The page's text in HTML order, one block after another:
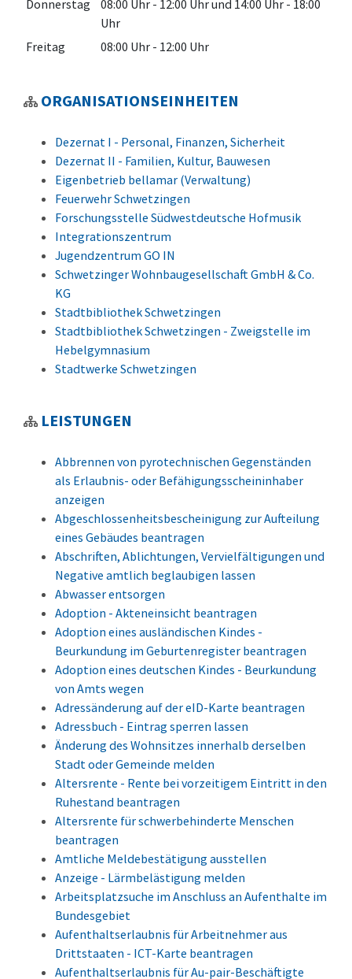
Donnerstag
08:00 Uhr - 12:00 Uhrund 14:00 Uhr - 18:00
Uhr
Freitag
08:00 Uhr - 12:00 Uhr
ORGANISATIONSEINHEITEN
Dezernat I - Personal, Finanzen, Sicherheit
Dezernat II - Familien, Kultur, Bauwesen
Eigenbetrieb bellamar (Verwaltung)
Feuerwehr Schwetzingen
Forschungsstelle Südwestdeutsche Hofmusik
Integrationszentrum
Jugendzentrum GO IN
Schwetzinger Wohnbaugesellschaft GmbH & Co.
KG
Stadtbibliothek Schwetzingen
Stadtbibliothek Schwetzingen - Zweigstelle im
Hebelgymnasium
Stadtwerke Schwetzingen
LEISTUNGEN
Abbrennen von pyrotechnischen Gegenständen
als Erlaubnis- oder Befähigungsscheininhaber
anzeigen
Abgeschlossenheitsbescheinigung zur Aufteilung
eines Gebäudes beantragen
Abschriften, Ablichtungen, Vervielfältigungen und
Negative amtlich beglaubigen lassen
Abwasser entsorgen
Adoption - Akteneinsicht beantragen
Adoption eines ausländischen Kindes -
Beurkundung im Geburtenregister beantragen
Adoption eines deutschen Kindes - Beurkundung
von Amts wegen
Adressänderung auf der eID-Karte beantragen
Adressbuch - Eintrag sperren lassen
Änderung des Wohnsitzes innerhalb derselben
Stadt oder Gemeinde melden
Altersrente - Rente bei vorzeitigem Eintritt in den
Ruhestand beantragen
Altersrente für schwerbehinderte Menschen
beantragen
Amtliche Meldebestätigung ausstellen
Anzeige - Lärmbelästigung melden
Arbeitsplatzsuche im Anschluss an Aufenthalte im
Bundesgebiet
Aufenthaltserlaubnis für Arbeitnehmer aus
Drittstaaten - ICT-Karte beantragen
Aufenthaltserlaubnis für Au-pair-Beschäftigte